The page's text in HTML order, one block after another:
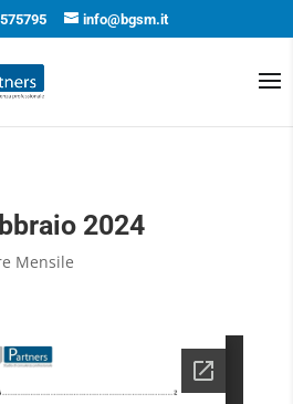
info@bgsm.it
2024
Mensile